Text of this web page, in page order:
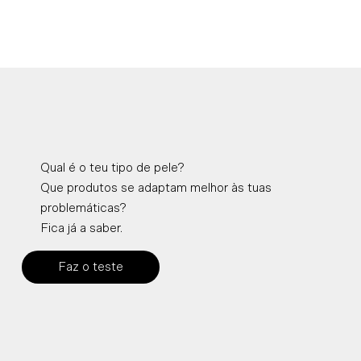
Qual é o teu tipo de pele?
Que produtos se adaptam melhor às tuas
problemáticas?
Fica já a saber.
Faz o teste